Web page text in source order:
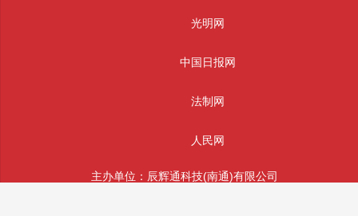
光明网
中国日报网
法制网
人民网
主办单位：辰辉通科技(南通)有限公司